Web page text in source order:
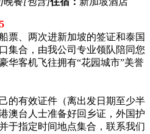
票、两次进新加坡的签证和泰国
集合，由我公司专业领队陪同您
华客机飞往拥有“花园城市”美誉
的有效证件（离出发日期至少半
澳台人士准备好回乡证，外国护
于指定时间地点集合，联系我们